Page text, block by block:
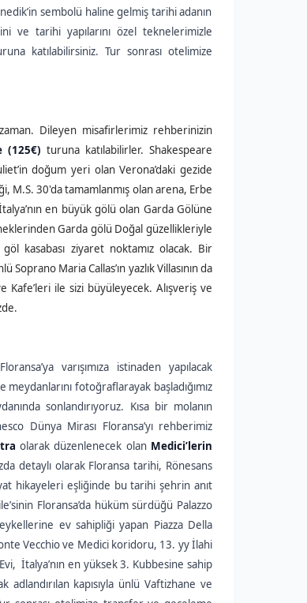
sembolü haline gelmiş tarihi adanın
ve tarihi yapılarını özel teknelerimizle
katılabilirsiniz. Tur sonrası otelimize
Dileyen misafirlerimiz rehberinizin
(125€) turuna katılabilirler. Shakespeare
doğum yeri olan Verona’daki gezide
M.S. 30'da tamamlanmış olan arena, Erbe
en büyük gölü olan Garda Gölüne
Garda gölü Doğal güzellikleriyle
kasabası ziyaret noktamız olacak. Bir
Maria Callas’ın yazlık Villasının da
ile sizi büyüleyecek. Alışveriş ve
varışımıza istinaden yapılacak
fotoğraflarayak başladığımız
sonlandırıyoruz. Kısa bir molanın
Dünya Mirası Floransa’yı rehberimiz
olarak düzenlenecek olan Medici’lerin
detaylı olarak Floransa tarihi, Rönesans
hikayeleri eşliğinde bu tarihi şehrin anıt
Floransa’da hüküm sürdüğü Palazzo
ev sahipliği yapan Piazza Della
Vecchio ve Medici koridoru, 13. yy İlahi
İtalya’nın en yüksek 3. Kubbesine sahip
adlandırılan kapısıyla ünlü Vaftizhane ve